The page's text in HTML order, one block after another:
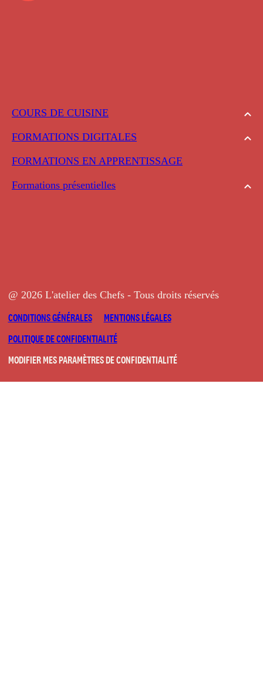
COURS DE CUISINE
FORMATIONS DIGITALES
FORMATIONS EN APPRENTISSAGE
Formations présentielles
@ 2026 L'atelier des Chefs - Tous droits réservés
CONDITIONS GÉNÉRALES
MENTIONS LÉGALES
POLITIQUE DE CONFIDENTIALITÉ
MODIFIER MES PARAMÈTRES DE CONFIDENTIALITÉ